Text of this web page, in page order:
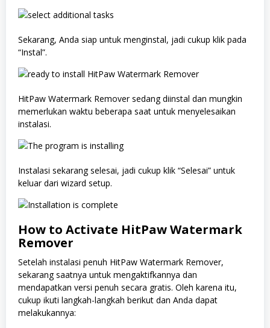
Sekarang, Anda siap untuk menginstal, jadi cukup klik pada
“Instal”.
HitPaw Watermark Remover sedang diinstal dan mungkin
memerlukan waktu beberapa saat untuk menyelesaikan
instalasi.
Instalasi sekarang selesai, jadi cukup klik “Selesai” untuk
keluar dari wizard setup.
How to Activate HitPaw Watermark
Remover
Setelah instalasi penuh HitPaw Watermark Remover,
sekarang saatnya untuk mengaktifkannya dan
mendapatkan versi penuh secara gratis. Oleh karena itu,
cukup ikuti langkah-langkah berikut dan Anda dapat
melakukannya: